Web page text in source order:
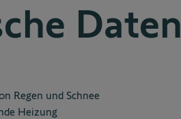
Daten
Regen und Schnee
Heizung